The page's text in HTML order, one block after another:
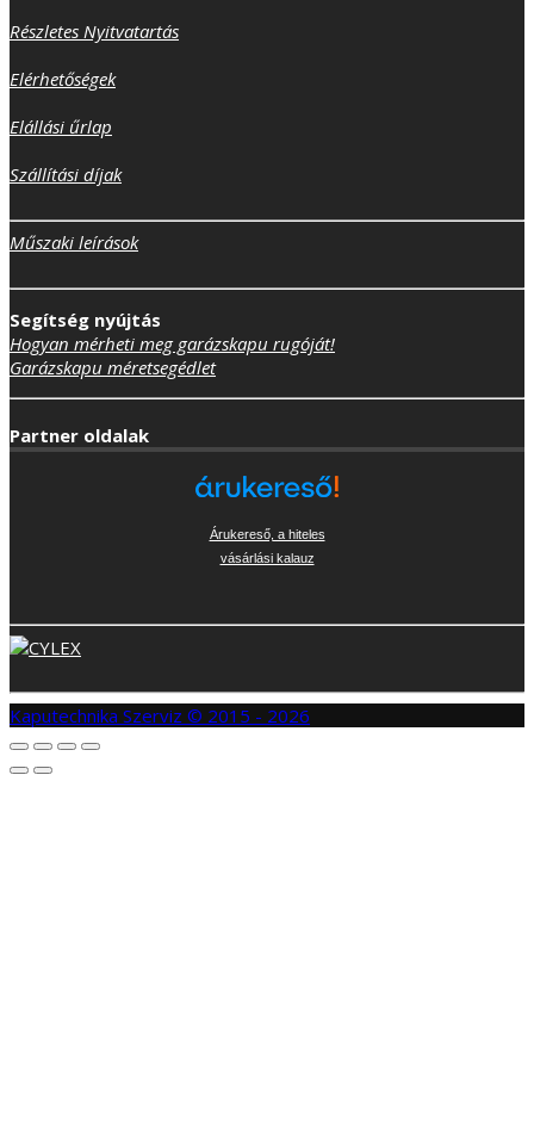
Részletes Nyitvatartás
Elérhetőségek
Elállási űrlap
Szállítási díjak
Műszaki leírások
Segítség nyújtás
Hogyan mérheti meg garázskapu rugóját!
Garázskapu méretsegédlet
Partner oldalak
Árukereső, a hiteles
vásárlási kalauz
Kaputechnika Szerviz © 2015 - 2026